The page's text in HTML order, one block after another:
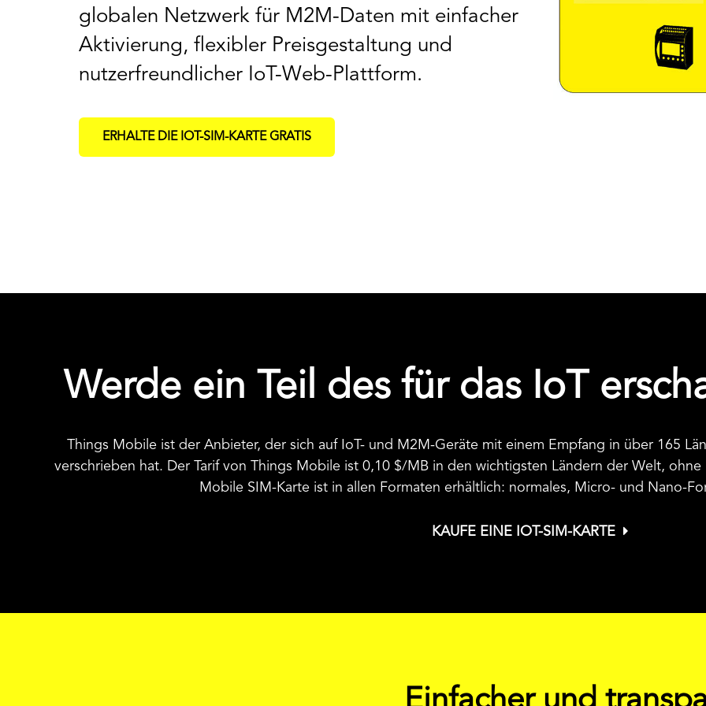
globalen Netzwerk für M2M-Daten mit einfacher
Aktivierung, flexibler Preisgestaltung und
nutzerfreundlicher IoT-Web-Plattform.
ERHALTE DIE IOT-SIM-KARTE GRATIS
Werde ein Teil des für das IoT
Things Mobile ist der Anbieter, der sich auf IoT- und M2M-Geräte mit einem Empfang in über 165
verschrieben hat. Der Tarif von Things Mobile ist 0,10 $/MB in den wichtigsten Ländern der Welt,
Mobile SIM-Karte ist in allen Formaten erhältlich: normales, Micro- und Nano-
KAUFE EINE IOT-SIM-KARTE